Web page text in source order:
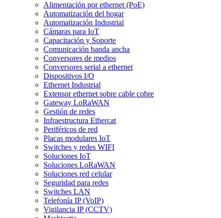
Alimentación por ethernet (PoE)
Automatización del hogar
Automatización Industrial
Cámaras para IoT
Capacitación y Soporte
Comunicación banda ancha
Conversores de medios
Conversores serial a ethernet
Dispositivos I/O
Ethernet Industrial
Extensor ethernet sobre cable cobre
Gateway LoRaWAN
Gestión de redes
Infraestructura Ethercat
Periféricos de red
Placas modulares IoT
Switches y redes WIFI
Soluciones IoT
Soluciones LoRaWAN
Soluciones red celular
Seguridad para redes
Switches LAN
Telefonía IP (VoIP)
Vigilancia IP (CCTV)